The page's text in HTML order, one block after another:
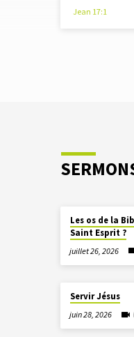
Jean 17:1
Les os de la
Saint Esprit ?
juillet 26, 2026
Servir Jésus
juin 28, 2026